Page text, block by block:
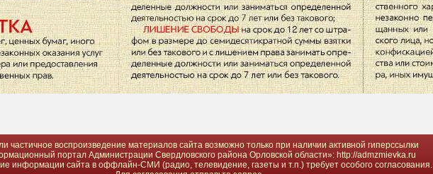
частичное воспроизведение материалов сайта возможно только при наличии активной гиперссылки
портал Администрации Свердловского района Орловской области»: http://admzmievka.ru
информации сайта в оффлайн-СМИ (радио, телевидение, газеты и т.п.) требует особого согласования.